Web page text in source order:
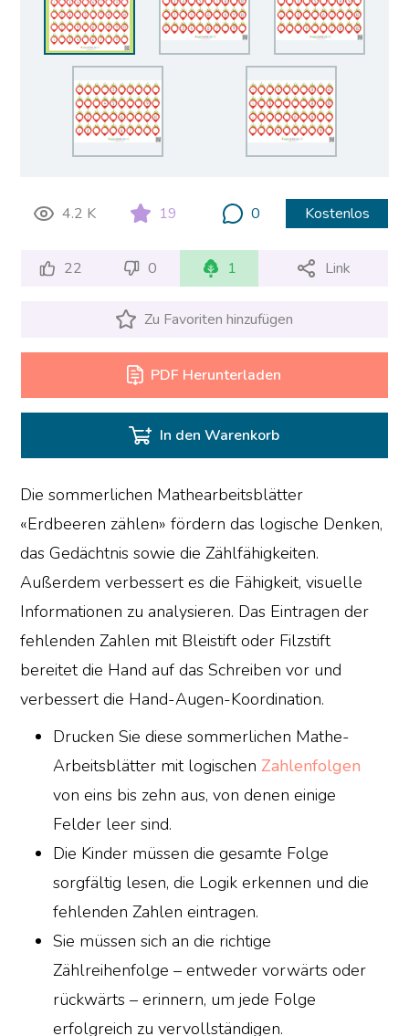
4.2 K 19 0 Kostenlos
22 0 1 Link
Zu Favoriten hinzufügen
PDF Herunterladen
In den Warenkorb
Die sommerlichen Mathearbeitsblätter
«Erdbeeren zählen» fördern das logische Denken,
das Gedächtnis sowie die Zählfähigkeiten.
Außerdem verbessert es die Fähigkeit, visuelle
Informationen zu analysieren. Das Eintragen der
fehlenden Zahlen mit Bleistift oder Filzstift
bereitet die Hand auf das Schreiben vor und
verbessert die Hand-Augen-Koordination.
Drucken Sie diese sommerlichen Mathe-
Arbeitsblätter mit logischen Zahlenfolgen
von eins bis zehn aus, von denen einige
Felder leer sind.
Die Kinder müssen die gesamte Folge
sorgfältig lesen, die Logik erkennen und die
fehlenden Zahlen eintragen.
Sie müssen sich an die richtige
Zählreihenfolge – entweder vorwärts oder
rückwärts – erinnern, um jede Folge
erfolgreich zu vervollständigen.